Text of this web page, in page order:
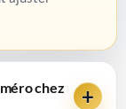
chez